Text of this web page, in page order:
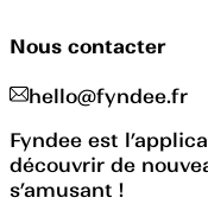
Nous contacter
hello@fyndee.fr
Fyndee est
découvrir de
s’amusant !